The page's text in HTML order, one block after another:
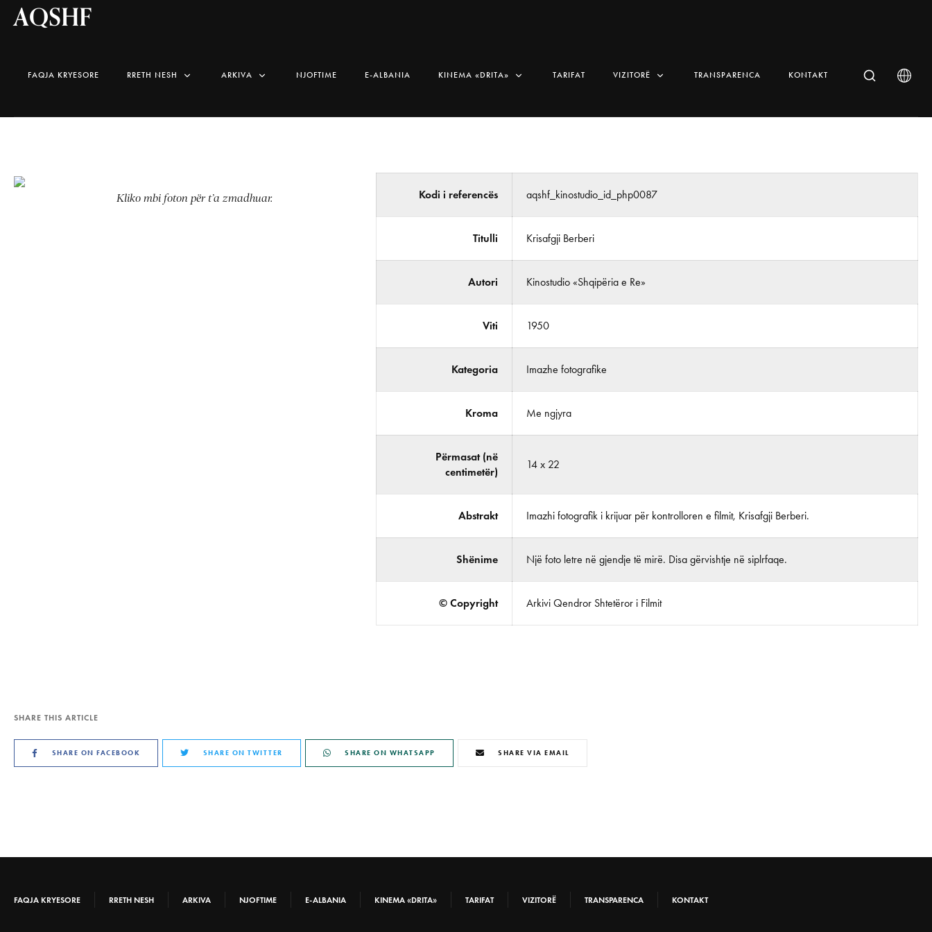
AQSHF
FAQJA KRYESORE RRETH NESH ARKIVA NJOFTIME E-ALBANIA KINEMA «DRITA» TARIFAT VIZITORË TRANSPARENCA KONTAKT
Kliko mbi foton për t’a zmadhuar. Kodi i referencës aqshf_kinostudio_id_php0087
Titulli Krisafgji Berberi
Autori Kinostudio «Shqipëria e Re»
Viti 1950
Kategoria Imazhe fotografike
Kroma Me ngjyra
Përmasat (në
centimetër)
14 x 22
Abstrakt Imazhi fotografik i krijuar për kontrolloren e filmit, Krisafgji Berberi.
Shënime Një foto letre në gjendje të mirë. Disa gërvishtje në siplrfaqe.
© Copyright Arkivi Qendror Shtetëror i Filmit
SHARE THIS ARTICLE
SHARE ON FACEBOOK SHARE ON TWITTER SHARE ON WHATSAPP SHARE VIA EMAIL
FAQJA KRYESORE RRETH NESH ARKIVA NJOFTIME E-ALBANIA KINEMA «DRITA» TARIFAT VIZITORË TRANSPARENCA KONTAKT